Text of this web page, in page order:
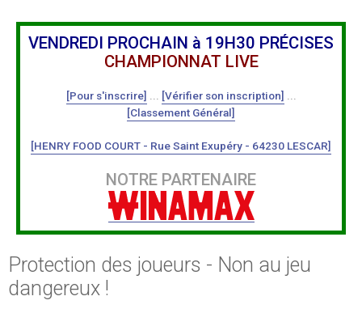
VENDREDI PROCHAIN à 19H30 PRÉCISES
CHAMPIONNAT LIVE
[Pour s'inscrire] [Vérifier son inscription]
[Classement Général]
[HENRY FOOD COURT - Rue Saint Exupéry - 64230 LESCAR]
NOTRE PARTENAIRE
Protection des joueurs - Non au jeu
dangereux !